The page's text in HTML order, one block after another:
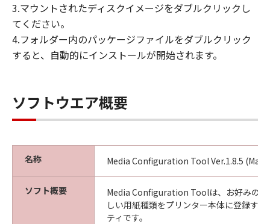
3.マウントされたディスクイメージをダブルクリックし
てください。
4.フォルダー内のパッケージファイルをダブルクリック
すると、自動的にインストールが開始されます。
ソフトウエア概要
名称 Media Configuration Tool Ver.1.8.5 (Mac)
ソフト概要
Media Configuration Toolは、お好みの用
しい用紙種類をプリンター本体に登録す
ティです。